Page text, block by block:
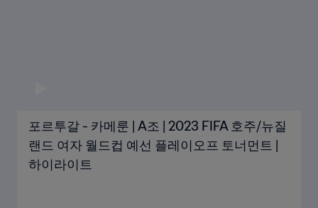
포르투갈 - 카메룬 | A조 | 2023 FIFA 호주/뉴질
랜드 여자 월드컵 예선 플레이오프 토너먼트 |
하이라이트